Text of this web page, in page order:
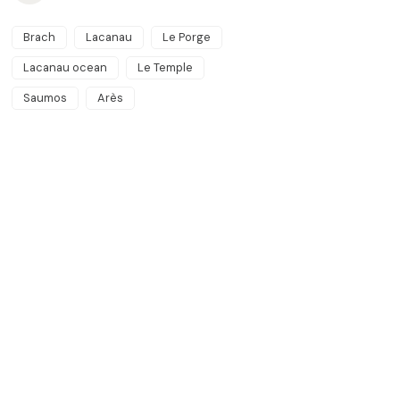
Brach Lacanau
Le Porge
Lacanau ocean
Le Temple
Saumos
Arès